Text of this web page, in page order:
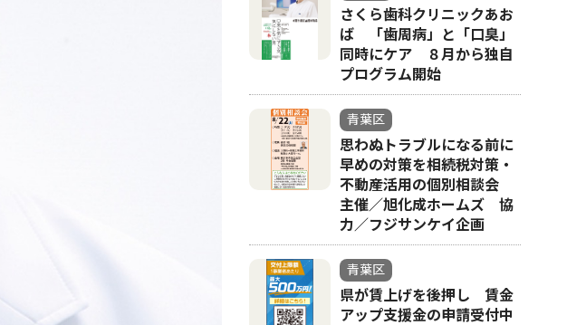
さくら歯科クリニックあお
ば 「歯周病」と「口臭」
同時にケア ８月から独自
プログラム開始
青葉区
思わぬトラブルになる前に
早めの対策を相続税対策・
不動産活用の個別相談会
主催／旭化成ホームズ 協
力／フジサンケイ企画
青葉区
県が賃上げを後押し 賃金
アップ支援金の申請受付中